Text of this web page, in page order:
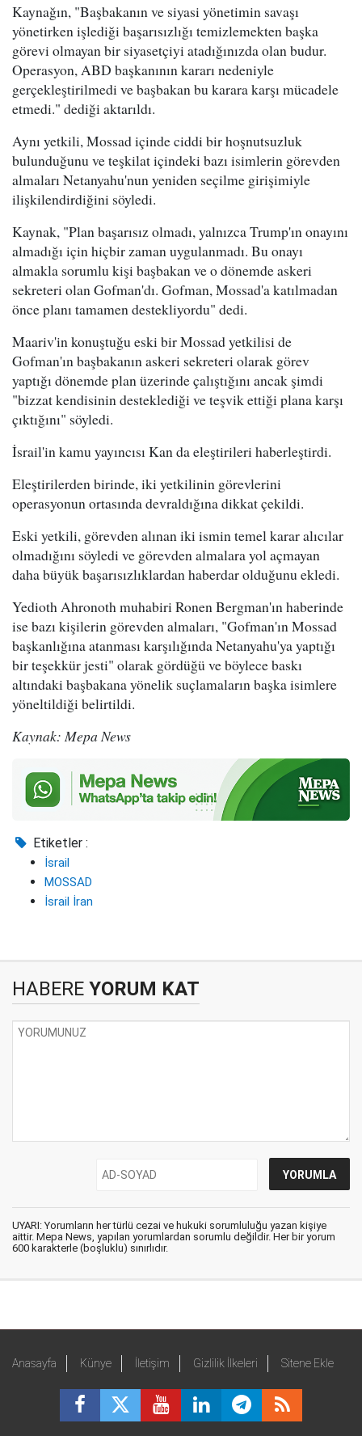
Kaynağın, "Başbakanın ve siyasi yönetimin savaşı
yönetirken işlediği başarısızlığı temizlemekten başka
görevi olmayan bir siyasetçiyi atadığınızda olan budur.
Operasyon, ABD başkanının kararı nedeniyle
gerçekleştirilmedi ve başbakan bu karara karşı mücadele
etmedi." dediği aktarıldı.
Aynı yetkili, Mossad içinde ciddi bir hoşnutsuzluk
bulunduğunu ve teşkilat içindeki bazı isimlerin görevden
almaları Netanyahu'nun yeniden seçilme girişimiyle
ilişkilendirdiğini söyledi.
Kaynak, "Plan başarısız olmadı, yalnızca Trump'ın onayını
almadığı için hiçbir zaman uygulanmadı. Bu onayı
almakla sorumlu kişi başbakan ve o dönemde askeri
sekreteri olan Gofman'dı. Gofman, Mossad'a katılmadan
önce planı tamamen destekliyordu" dedi.
Maariv'in konuştuğu eski bir Mossad yetkilisi de
Gofman'ın başbakanın askeri sekreteri olarak görev
yaptığı dönemde plan üzerinde çalıştığını ancak şimdi
"bizzat kendisinin desteklediği ve teşvik ettiği plana karşı
çıktığını" söyledi.
İsrail'in kamu yayıncısı Kan da eleştirileri haberleştirdi.
Eleştirilerden birinde, iki yetkilinin görevlerini
operasyonun ortasında devraldığına dikkat çekildi.
Eski yetkili, görevden alınan iki ismin temel karar alıcılar
olmadığını söyledi ve görevden almalara yol açmayan
daha büyük başarısızlıklardan haberdar olduğunu ekledi.
Yedioth Ahronoth muhabiri Ronen Bergman'ın haberinde
ise bazı kişilerin görevden almaları, "Gofman'ın Mossad
başkanlığına atanması karşılığında Netanyahu'ya yaptığı
bir teşekkür jesti" olarak gördüğü ve böylece baskı
altındaki başbakana yönelik suçlamaların başka isimlere
yöneltildiği belirtildi.
Kaynak: Mepa News
Etiketler :
İsrail
MOSSAD
İsrail İran
HABERE YORUM KAT
UYARI: Yorumların her türlü cezai ve hukuki sorumluluğu yazan kişiye
aittir. Mepa News, yapılan yorumlardan sorumlu değildir. Her bir yorum
600 karakterle (boşluklu) sınırlıdır.
Anasayfa Künye İletişim Gizlilik İlkeleri Sitene Ekle